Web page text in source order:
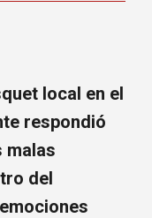
local en el
respondió
malas
del